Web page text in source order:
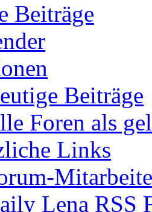
Beiträge
Beiträge
Foren als
Links
Lena RSS